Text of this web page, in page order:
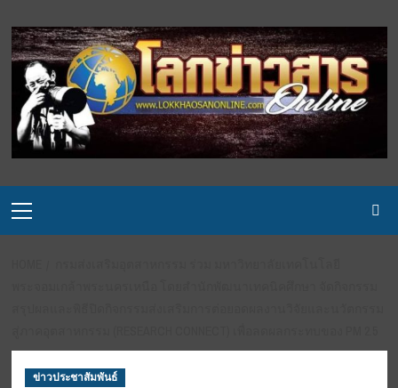
to
content
Menu
ข่าวประชาสัมพันธ์